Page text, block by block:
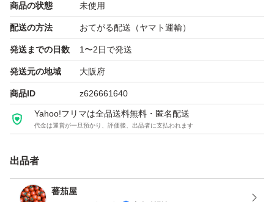
商品の状態 未使用
配送の方法 おてがる配送（ヤマト運輸）
発送までの日数 1〜2日で発送
発送元の地域 大阪府
商品ID z626661640
Yahoo!フリマは全品送料無料・匿名配送
代金は運営が一旦預かり、評価後、出品者に支払われます
出品者
蕃茄屋